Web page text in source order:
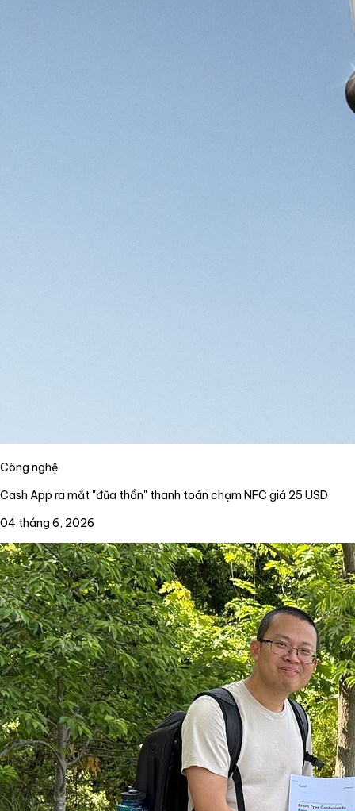
Công nghệ
Cash App ra mắt "đũa thần" thanh toán chạm NFC giá 25 USD
04 tháng 6, 2026